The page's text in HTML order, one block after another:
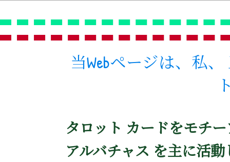
当Webページは、私
タロット カードをモチ
アルバチャス を主に活